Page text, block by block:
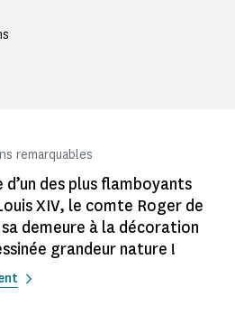
remarquables
des plus flamboyants
XIV, le comte Roger de
demeure à la décoration
grandeur nature !